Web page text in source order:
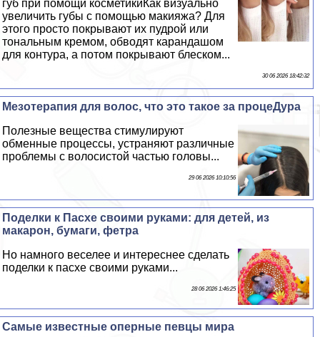
губ при помощи косметикиКак визуально
увеличить губы с помощью макияжа? Для
этого просто покрывают их пудрой или
тональным кремом, обводят карандашом
для контура, а потом покрывают блеском...
30 06 2026 18:42:32
Мезотерапия для волос, что это такое за процеДypa
Полезные вещества стимулируют
обменные процессы, устраняют различные
проблемы с волосистой частью головы...
29 06 2026 10:10:56
Поделки к Пасхе своими руками: для детей, из
макарон, бумаги, фетра
Но намного веселее и интереснее сделать
поделки к пасхе своими руками...
28 06 2026 1:46:25
Самые известные оперные певцы мира